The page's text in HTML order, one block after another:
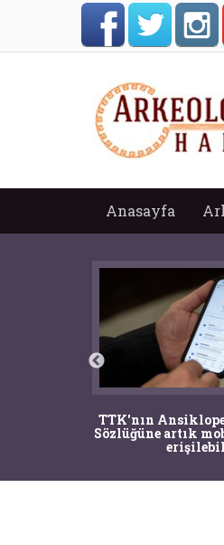
Anasayfa
TTK'nın
Sözlüğüne artık